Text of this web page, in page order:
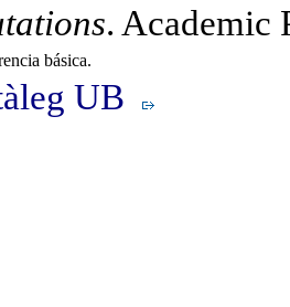
. Academic
básica.
UB